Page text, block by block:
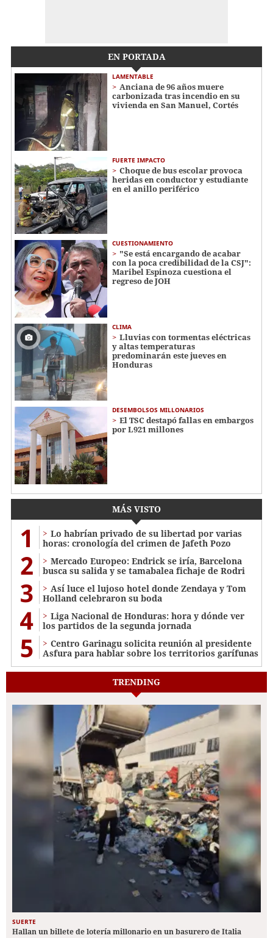
EN PORTADA
LAMENTABLE
Anciana de 96 años muere
carbonizada tras incendio en su
vivienda en San Manuel, Cortés
FUERTE IMPACTO
Choque de bus escolar provoca
heridas en conductor y estudiante
en el anillo periférico
CUESTIONAMIENTO
"Se está encargando de acabar
con la poca credibilidad de la CSJ":
Maribel Espinoza cuestiona el
regreso de JOH
CLIMA
Lluvias con tormentas eléctricas
y altas temperaturas
predominarán este jueves en
Honduras
DESEMBOLSOS MILLONARIOS
El TSC destapó fallas en embargos
por L921 millones
MÁS VISTO
1
Lo habrían privado de su libertad por varias
horas: cronología del crimen de Jafeth Pozo
2
Mercado Europeo: Endrick se iría, Barcelona
busca su salida y se tamabalea fichaje de Rodri
3
Así luce el lujoso hotel donde Zendaya y Tom
Holland celebraron su boda
4
Liga Nacional de Honduras: hora y dónde ver
los partidos de la segunda jornada
5
Centro Garinagu solicita reunión al presidente
Asfura para hablar sobre los territorios garífunas
TRENDING
SUERTE
Hallan un billete de lotería millonario en un basurero de Italia